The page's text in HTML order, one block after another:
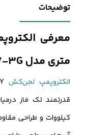
تماس می‌گیرند.
توضیحات
متری مدل WQCD46-7-3G
الکتروپمپ لجن‌کش
قدرتمند تک فاز
کیلووات و طراحی